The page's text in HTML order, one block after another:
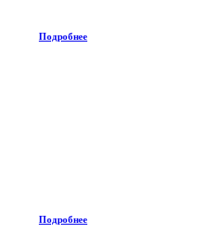
Подробнее
Подробнее